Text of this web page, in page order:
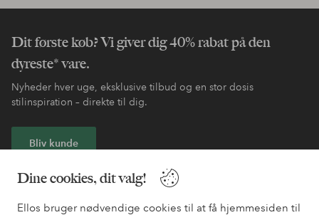
Dine cookies, dit valg!
Ellos bruger nødvendige cookies til at få hjemmesiden til
Dit første køb? Vi giver dig 40% rabat på den
dyreste* vare.
Nyheder hver uge, eksklusive tilbud og en stor dosis
stilinspiration – direkte til dig.
Bliv kunde
* Se tilbudsbetingelser ved registrering